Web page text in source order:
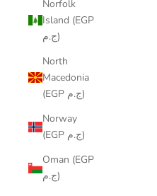
Norfolk
Island (EGP
ج.م)
North
Macedonia
(EGP ج.م)
Norway
(EGP ج.م)
Oman (EGP
ج.م)